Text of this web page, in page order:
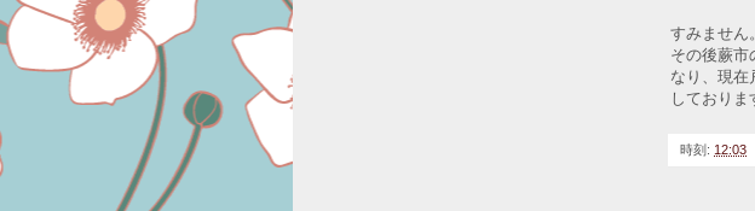
すみません
その後蕨市
なり、現在
しておりま
時刻: 12:03